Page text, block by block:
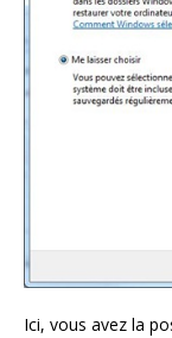
Ici, vous avez la